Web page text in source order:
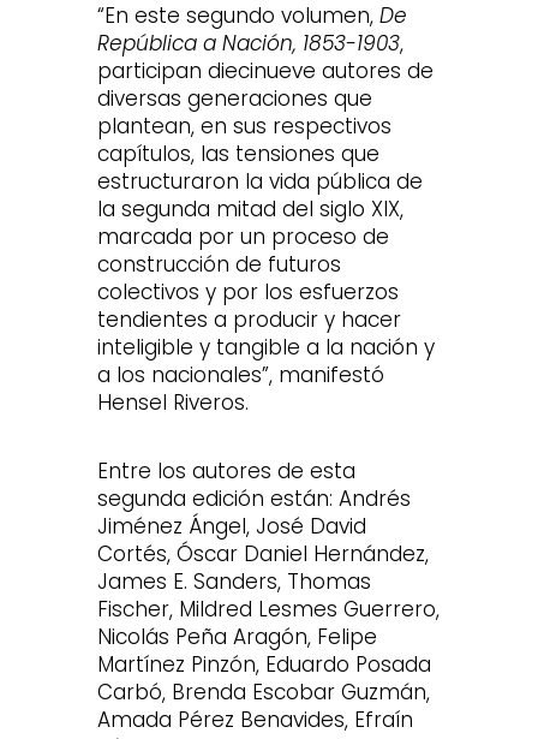
“En este segundo volumen,De
República a Nación, 1853-1903,
participan diecinueve autores de
diversas generaciones que
plantean, en sus respectivos
capítulos, las tensiones que
estructuraron la vida pública de
la segunda mitad del siglo XIX,
marcada por un proceso de
construcción de futuros
colectivos y por los esfuerzos
tendientes a producir y hacer
inteligible y tangible a la nación y
a los nacionales”, manifestó
Hensel Riveros.
Entre los autores de esta
segunda edición están: Andrés
Jiménez Ángel, José David
Cortés, Óscar Daniel Hernández,
James E. Sanders, Thomas
Fischer, Mildred Lesmes Guerrero,
Nicolás Peña Aragón, Felipe
Martínez Pinzón, Eduardo Posada
Carbó, Brenda Escobar Guzmán,
Amada Pérez Benavides, Efraín